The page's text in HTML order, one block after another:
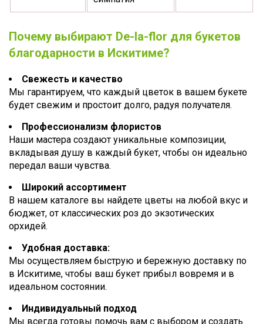
Почему выбирают De-la-flor для букетов
благодарности в Искитиме?
Свежесть и качество
Мы гарантируем, что каждый цветок в вашем букете
будет свежим и простоит долго, радуя получателя.
Профессионализм флористов
Наши мастера создают уникальные композиции,
вкладывая душу в каждый букет, чтобы он идеально
передал ваши чувства.
Широкий ассортимент
В нашем каталоге вы найдете цветы на любой вкус и
бюджет, от классических роз до экзотических
орхидей.
Удобная доставка:
Мы осуществляем быструю и бережную доставку по
в Искитиме, чтобы ваш букет прибыл вовремя и в
идеальном состоянии.
Индивидуальный подход
Мы всегда готовы помочь вам с выбором и создать